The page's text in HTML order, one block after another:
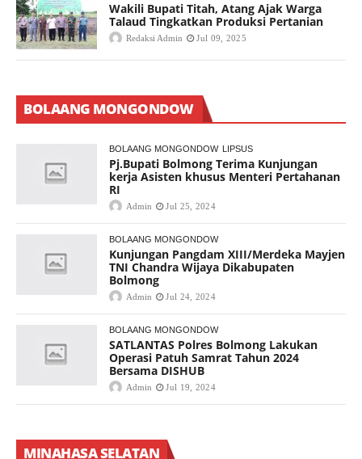
Wakili Bupati Titah, Atang Ajak Warga
Talaud Tingkatkan Produksi Pertanian
Redaksi Admin Jul 09, 2025
BOLAANG MONGONDOW
BOLAANG MONGONDOW LIPSUS
Pj.Bupati Bolmong Terima Kunjungan
kerja Asisten khusus Menteri Pertahanan
RI
Admin Jul 25, 2024
BOLAANG MONGONDOW
Kunjungan Pangdam XIII/Merdeka Mayjen
TNI Chandra Wijaya Dikabupaten
Bolmong
Admin Jul 24, 2024
BOLAANG MONGONDOW
SATLANTAS Polres Bolmong Lakukan
Operasi Patuh Samrat Tahun 2024
Bersama DISHUB
Admin Jul 19, 2024
MINAHASA SELATAN